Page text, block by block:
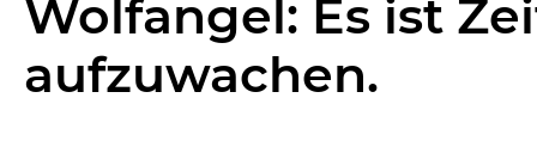
Wolfangel: Es ist
aufzuwachen.